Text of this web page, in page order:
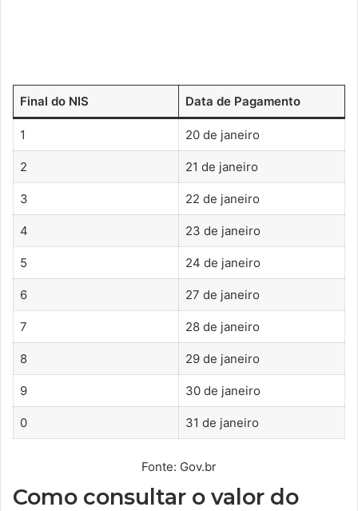
Final do NIS Data de Pagamento
1 20 de janeiro
2 21 de janeiro
3 22 de janeiro
4 23 de janeiro
5 24 de janeiro
6 27 de janeiro
7 28 de janeiro
8 29 de janeiro
9 30 de janeiro
0 31 de janeiro
Fonte: Gov.br
Como consultar o valor do